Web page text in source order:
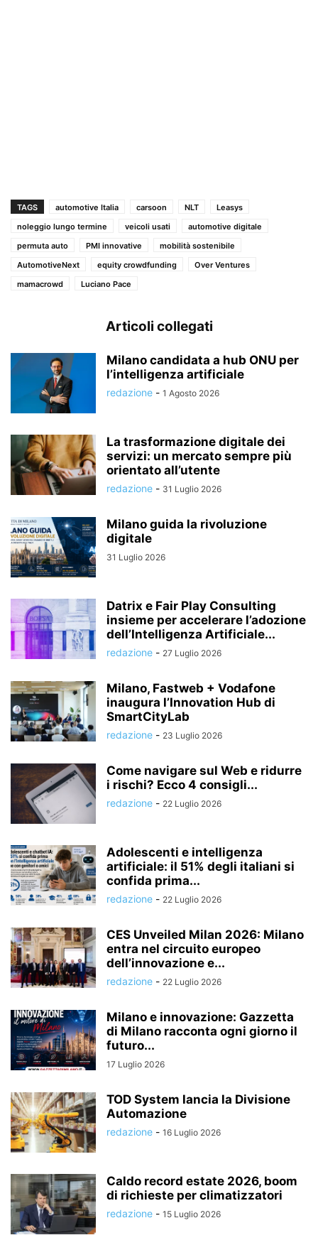
TAGS automotive Italia carsoon NLT
Leasys
noleggio lungo termine
veicoli usati
automotive digitale
permuta auto
PMI innovative
mobilità sostenibile
AutomotiveNext
equity crowdfunding
Over Ventures
mamacrowd
Luciano Pace
Articoli collegati
Milano candidata a hub ONU per
l’intelligenza artificiale
redazione - 1 Agosto 2026
La trasformazione digitale dei
servizi: un mercato sempre più
orientato all’utente
redazione - 31 Luglio 2026
Milano guida la rivoluzione
digitale
31 Luglio 2026
Datrix e Fair Play Consulting
insieme per accelerare l’adozione
dell’Intelligenza Artificiale...
redazione - 27 Luglio 2026
Milano, Fastweb + Vodafone
inaugura l’Innovation Hub di
SmartCityLab
redazione - 23 Luglio 2026
Come navigare sul Web e ridurre
i rischi? Ecco 4 consigli...
redazione - 22 Luglio 2026
Adolescenti e intelligenza
artificiale: il 51% degli italiani si
confida prima...
redazione - 22 Luglio 2026
CES Unveiled Milan 2026: Milano
entra nel circuito europeo
dell’innovazione e...
redazione - 22 Luglio 2026
Milano e innovazione: Gazzetta
di Milano racconta ogni giorno il
futuro...
17 Luglio 2026
TOD System lancia la Divisione
Automazione
redazione - 16 Luglio 2026
Caldo record estate 2026, boom
di richieste per climatizzatori
redazione - 15 Luglio 2026